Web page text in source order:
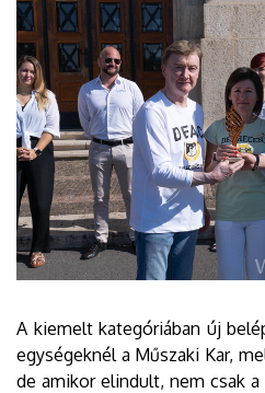
A kiemelt kategóriában új
egységeknél a Műszaki Kar,
de amikor elindult, nem csak